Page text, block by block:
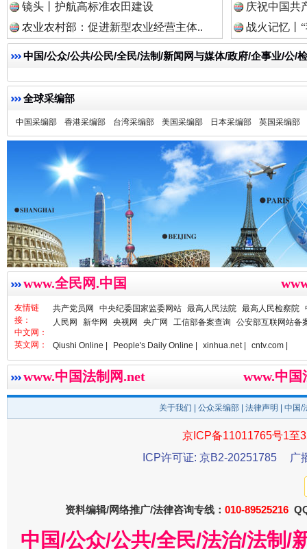
一枚“钉子”竟然扎入要害部门
雄关漫道展新颜 “
衣柜里的秘密 高速路
镜头丨护航高标准农田建设
农业农村部：促进新型农业经营主体..
庆祝中国共
战火记忆丨
中国/公众/公共/公民/全民/法制/新闻网与媒体/政府/企事业/公/
全球采编部
中国采编部 香港采编部 台湾采编部 美国采编部 日本采编部 英国采编部
www.全民网.中国
友情链
接：
中文网：
共产党员网 中央纪委国家监委网站 最高人民法院 最高人民检察院
人民网
新华网 央视网 央广网 工信部备案查询 公安部互联网站备
英文网： Qiushi Online | People's Daily Online | xinhua.net | cntv.com |
www.中国法制网.net www.中
关于我们 公众采编部 法律声明 | 中国
京ICP备11011765号1至
ICP许可证: 京B2-20251785
广
资料编辑/网络推广/法律咨询专线： 010-89525216
中国/公众/公共/全民/法治/法制/